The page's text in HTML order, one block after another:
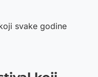
svake godine